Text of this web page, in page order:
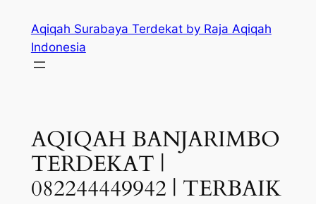
content
Aqiqah Surabaya Terdekat by Raja Aqiqah
Indonesia
AQIQAH BANJARIMBO
TERDEKAT |
082244449942 | TERBAIK